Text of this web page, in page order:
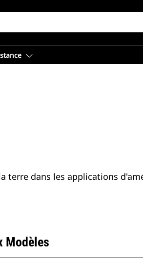
dans les applications
Modèles